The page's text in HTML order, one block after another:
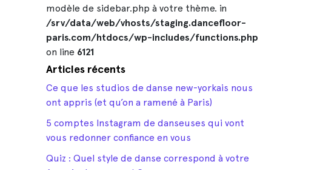
modèle de sidebar.php à votre thème. in
/srv/data/web/vhosts/staging.dancefloor-
paris.com/htdocs/wp-includes/functions.php
on line 6121
Articles récents
Ce que les studios de danse new-yorkais nous
ont appris (et qu’on a ramené à Paris)
5 comptes Instagram de danseuses qui vont
vous redonner confiance en vous
Quiz : Quel style de danse correspond à votre